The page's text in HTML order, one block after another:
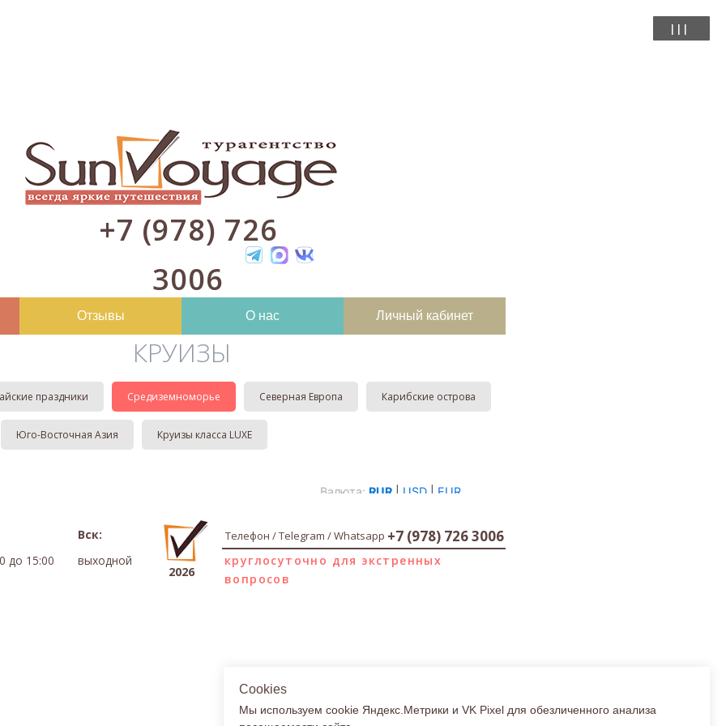
+7 (978) 726
3006
|||
Отзывы О нас Личный кабинет
КРУИЗЫ
праздники Средиземноморье Северная Европа Карибские острова
Юго-Восточная Азия Круизы класса LUXE
Телефон / Telegram / Whatsapp +7 (978) 726 3006
круглосуточно для экстренных
вопросов
выходной
до 15:00
Вск:
2026
Cookies
Мы используем cookie Яндекс.Метрики и VK Pixel для обезличенного анализа